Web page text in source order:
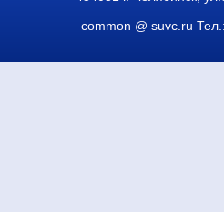
common @ suvc.ru